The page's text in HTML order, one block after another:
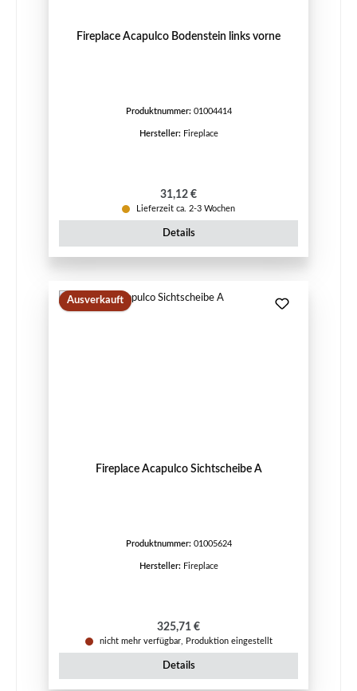
Fireplace Acapulco Bodenstein links vorne
Produktnummer: 01004414
Hersteller: Fireplace
Regulärer Preis:
31,12 €
Lieferzeit ca. 2-3 Wochen
Details
Ausverkauft
Fireplace Acapulco Sichtscheibe A
Produktnummer: 01005624
Hersteller: Fireplace
Regulärer Preis:
325,71 €
nicht mehr verfügbar, Produktion eingestellt
Details